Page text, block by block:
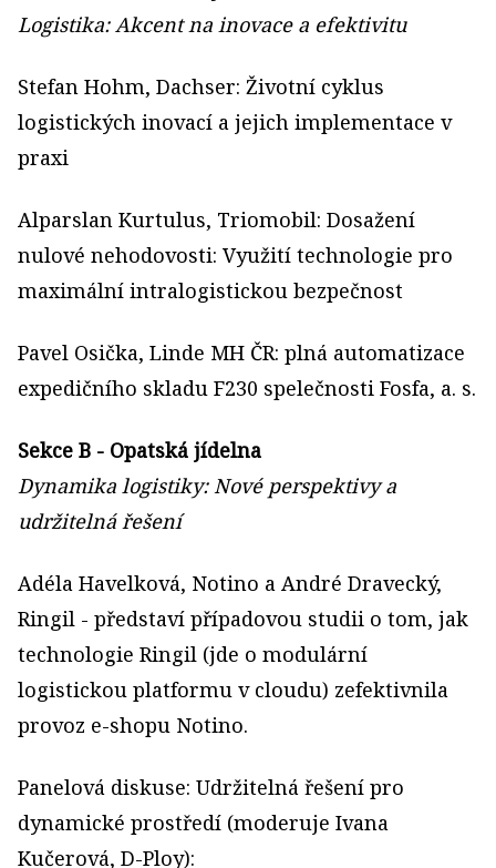
Logistika: Akcent na inovace a efektivitu
Stefan Hohm, Dachser: Životní cyklus
logistických inovací a jejich implementace v
praxi
Alparslan Kurtulus, Triomobil: Dosažení
nulové nehodovosti: Využití technologie pro
maximální intralogistickou bezpečnost
Pavel Osička, Linde MH ČR: plná automatizace
expedičního skladu F230 spelečnosti Fosfa, a. s.
Sekce B - Opatská jídelna
Dynamika logistiky: Nové perspektivy a
udržitelná řešení
Adéla Havelková, Notino a André Dravecký,
Ringil - představí případovou studii o tom, jak
technologie Ringil (jde o modulární
logistickou platformu v cloudu) zefektivnila
provoz e-shopu Notino.
Panelová diskuse: Udržitelná řešení pro
dynamické prostředí (moderuje Ivana
Kučerová, D-Ploy):